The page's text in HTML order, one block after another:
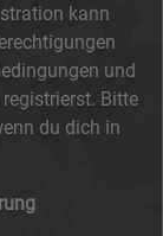
kann
und
Bitte
du dich in